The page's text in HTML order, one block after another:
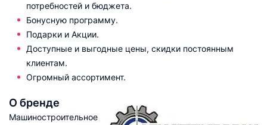
потребностей и бюджета.
Бонусную программу.
Подарки и Акции.
Доступные и выгодные цены, скидки постоянным
клиентам.
Огромный ассортимент.
О бренде
Машиностроительное